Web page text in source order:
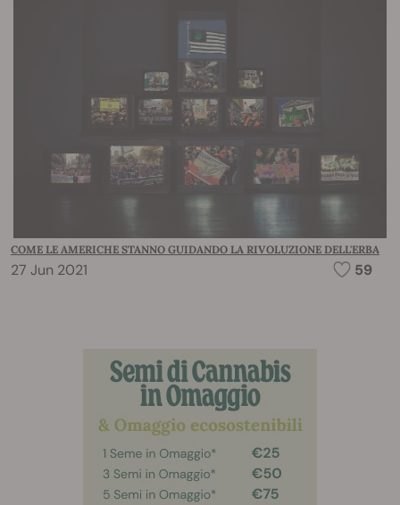
COME LE AMERICHE STANNO GUIDANDO LA RIVOLUZIONE DELL'ERBA
27 Jun 2021 59